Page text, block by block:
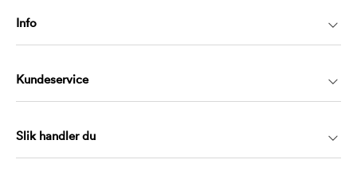
Info
Kundeservice
Slik handler du